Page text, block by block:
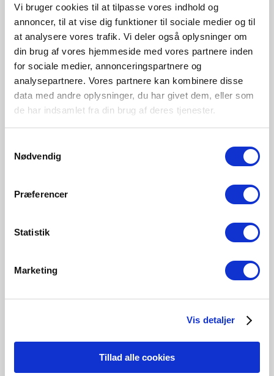
Vi bruger cookies til at tilpasse vores indhold og
annoncer, til at vise dig funktioner til sociale medier og til
at analysere vores trafik. Vi deler også oplysninger om
din brug af vores hjemmeside med vores partnere inden
for sociale medier, annonceringspartnere og
analysepartnere. Vores partnere kan kombinere disse
data med andre oplysninger, du har givet dem, eller som
de har indsamlet fra din brug af deres tjenester.
Nødvendig
Præferencer
Statistik
Marketing
Vis detaljer
Tillad alle cookies
2210626101
2210626103
Oja Side entry base | Tilbehør